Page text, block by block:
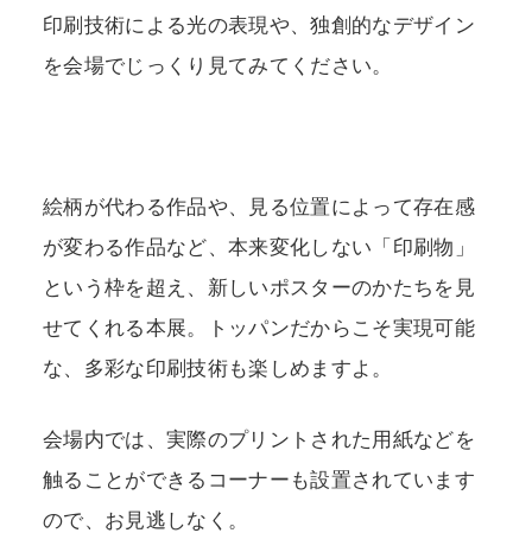
印刷技術による光の表現や、独創的なデザイン
を会場でじっくり見てみてください。
絵柄が代わる作品や、見る位置によって存在感
が変わる作品など、本来変化しない「印刷物」
という枠を超え、新しいポスターのかたちを見
せてくれる本展。トッパンだからこそ実現可能
な、多彩な印刷技術も楽しめますよ。
会場内では、実際のプリントされた用紙などを
触ることができるコーナーも設置されています
ので、お見逃しなく。